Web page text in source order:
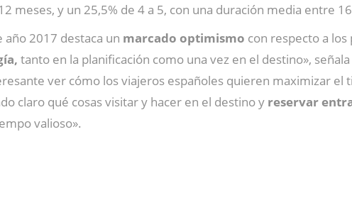
meses, y un 25,5% de 4 a 5, con una duración media entre
año 2017 destaca un marcado optimismo con respecto a
tanto en la planificación como una vez en el destino», señala
ver cómo los viajeros españoles quieren maximizar el
claro qué cosas visitar y hacer en el destino y reservar
valioso».